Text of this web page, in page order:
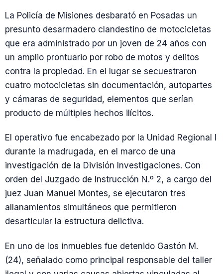
La Policía de Misiones desbarató en Posadas un
presunto desarmadero clandestino de motocicletas
que era administrado por un joven de 24 años con
un amplio prontuario por robo de motos y delitos
contra la propiedad. En el lugar se secuestraron
cuatro motocicletas sin documentación, autopartes
y cámaras de seguridad, elementos que serían
producto de múltiples hechos ilícitos.
El operativo fue encabezado por la Unidad Regional I
durante la madrugada, en el marco de una
investigación de la División Investigaciones. Con
orden del Juzgado de Instrucción N.º 2, a cargo del
juez Juan Manuel Montes, se ejecutaron tres
allanamientos simultáneos que permitieron
desarticular la estructura delictiva.
En uno de los inmuebles fue detenido Gastón M.
(24), señalado como principal responsable del taller